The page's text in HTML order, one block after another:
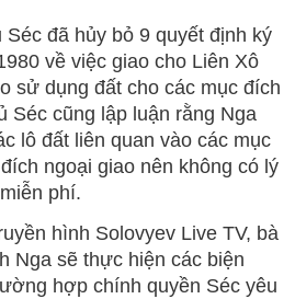
đã hủy bỏ 9 quyết định ký
về việc giao cho Liên Xô
sử dụng đất cho các mục đích
Séc cũng lập luận rằng Nga
lô đất liên quan vào các mục
ngoại giao nên không có lý
phí.
hình Solovyev Live TV, bà
Nga sẽ thực hiện các biện
hợp chính quyền Séc yêu